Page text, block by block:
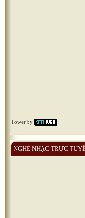
Power by
NGHE NHẠC TRỰC